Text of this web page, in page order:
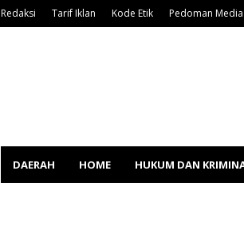
Redaksi Tarif Iklan Kode Etik Pedoman
DAERAH HOME HUKUM DAN